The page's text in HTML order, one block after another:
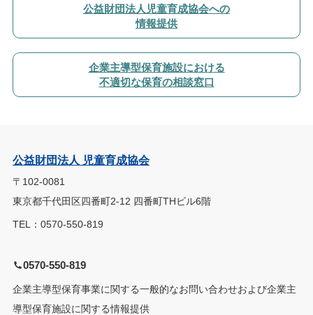
公益財団法人児童育成協会への
情報提供
企業主導型保育施設における
不適切な保育の相談窓口
公益財団法人 児童育成協会
〒102-0081
東京都千代田区四番町2-12 四番町THビル6階
TEL：0570-550-819
0570-550-819
企業主導型保育事業に関する一般的なお問い合わせおよび企業主
導型保育施設に関する情報提供